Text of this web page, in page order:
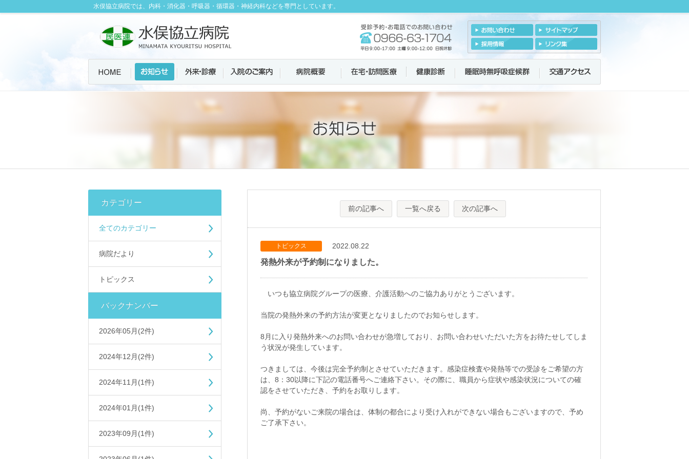
水俣協立病院では、内科・消化器・呼吸器・循環器・神経内科などを専門としています。
カテゴリー
全てのカテゴリー
病院だより
トピックス
バックナンバー
2026年05月(2件)
2024年12月(2件)
2024年11月(1件)
2024年01月(1件)
2023年09月(1件)
前の記事へ 一覧へ戻る 次の記事へ
トピックス 2022.08.22
発熱外来が予約制になりました。
いつも協立病院グループの医療、介護活動へのご協力ありがとうございます。
当院の発熱外来の予約方法が変更となりましたのでお知らせします。
8月に入り発熱外来へのお問い合わせが急増しており、お問い合わせいただいた方をお待たせしてしま
う状況が発生しています。
つきましては、今後は完全予約制とさせていただきます。感染症検査や発熱等での受診をご希望の方
は、8：30以降に下記の電話番号へご連絡下さい。その際に、職員から症状や感染状況についての確
認をさせていただき、予約をお取りします。
尚、予約がないご来院の場合は、体制の都合により受け入れができない場合もございますので、予め
ご了承下さい。